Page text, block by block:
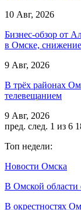
10 Авг, 2026
Бизнес-обзор от
в Омске,
9 Авг, 2026
В трёх районах
телевещанием
9 Авг, 2026
пред. след. 1 из 6
Топ недели:
Новости Омска
В Омской области
В окрестностях